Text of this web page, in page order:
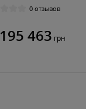
0 отзывов
195 463 грн